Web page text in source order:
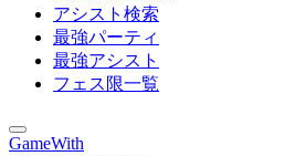
アシスト検索
最強パーティ
最強アシスト
フェス限一覧
GameWith